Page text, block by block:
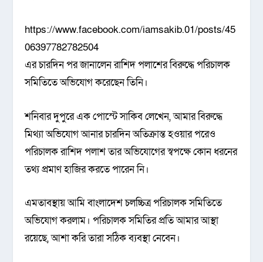
https://www.facebook.com/iamsakib.01/posts/45
06397782782504
এর চারদিন পর জানালেন রাশিদ পলাশের বিরুদ্ধে পরিচালক
সমিতিতে অভিযোগ করেছেন তিনি।
শনিবার দুপুরে এক পোস্টে সাকিব লেখেন, আমার বিরুদ্ধে
মিথ্যা অভিযোগ আনার চারদিন অতিক্রান্ত হওয়ার পরেও
পরিচালক রাশিদ পলাশ তার অভিযোগের স্বপক্ষে কোন ধরনের
তথ্য প্রমাণ হাজির করতে পারেন নি।
এমতাবস্থায় আমি বাংলাদেশ চলচ্চিত্র পরিচালক সমিতিতে
অভিযোগ করলাম। পরিচালক সমিতির প্রতি আমার আস্থা
রয়েছে, আশা করি তারা সঠিক ব্যবস্থা নেবেন।